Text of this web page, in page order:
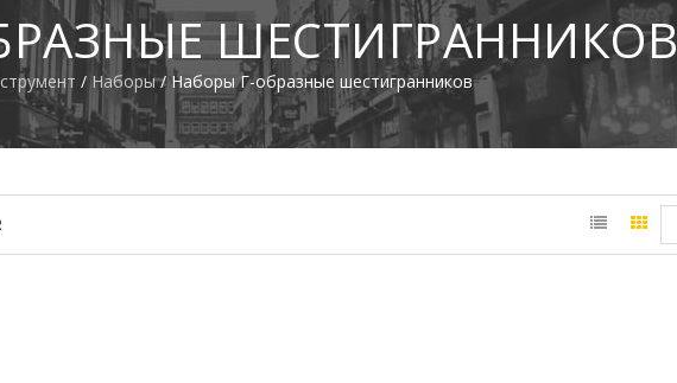
ШЕСТИГРАННИКОВ
/ Наборы/ Наборы Г-образные шестигранников